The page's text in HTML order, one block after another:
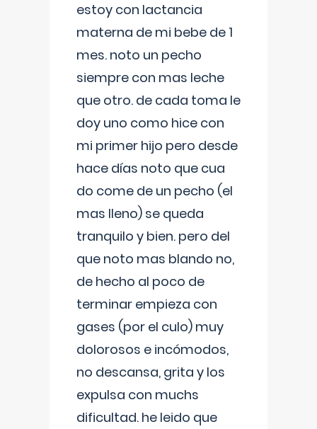
estoy con lactancia
materna de mi bebe de 1
mes. noto un pecho
siempre con mas leche
que otro. de cada toma le
doy uno como hice con
mi primer hijo pero desde
hace días noto que cua
do come de un pecho (el
mas lleno) se queda
tranquilo y bien. pero del
que noto mas blando no,
de hecho al poco de
terminar empieza con
gases (por el culo) muy
dolorosos e incómodos,
no descansa, grita y los
expulsa con muchs
dificultad. he leido que